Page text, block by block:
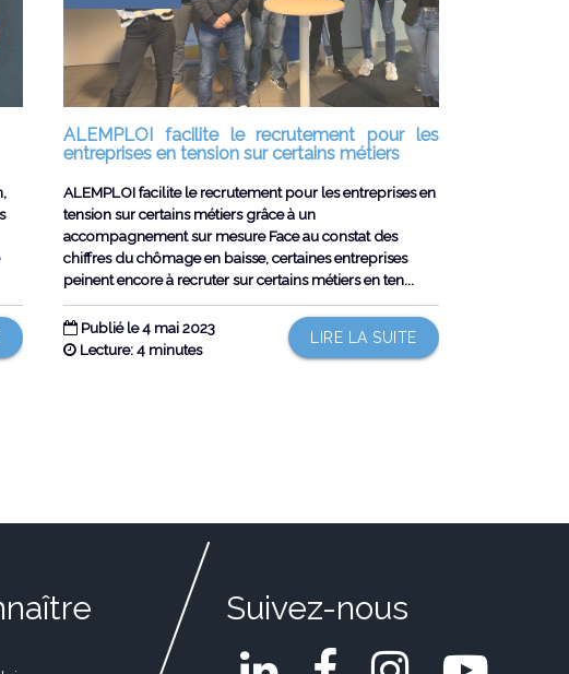
ALEMPLOI facilite le recrutement pour les
entreprises en tension sur certains métiers
ALEMPLOI facilite le recrutement pour les entreprises en
tension sur certains métiers grâce à un
accompagnement sur mesure Face au constat des
chiffres du chômage en baisse, certaines entreprises
peinent encore à recruter sur certains métiers en ten...
Publié le 4 mai 2023
LIRE LA SUITE
Lecture: 4 minutes
Suivez-nous